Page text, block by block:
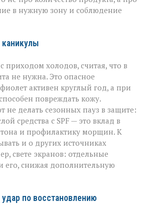
в нужную зону и соблюдение
каникулы
приходом холодов, считая, что в
не нужна. Это опасное
активен круглый год, а при
повреждать кожу.
не делать сезонных пауз в защите:
средства с SPF — это вклад в
и профилактику морщин. К
и о других источниках
свете экранов: отдельные
его, снижая дополнительную
по восстановлению